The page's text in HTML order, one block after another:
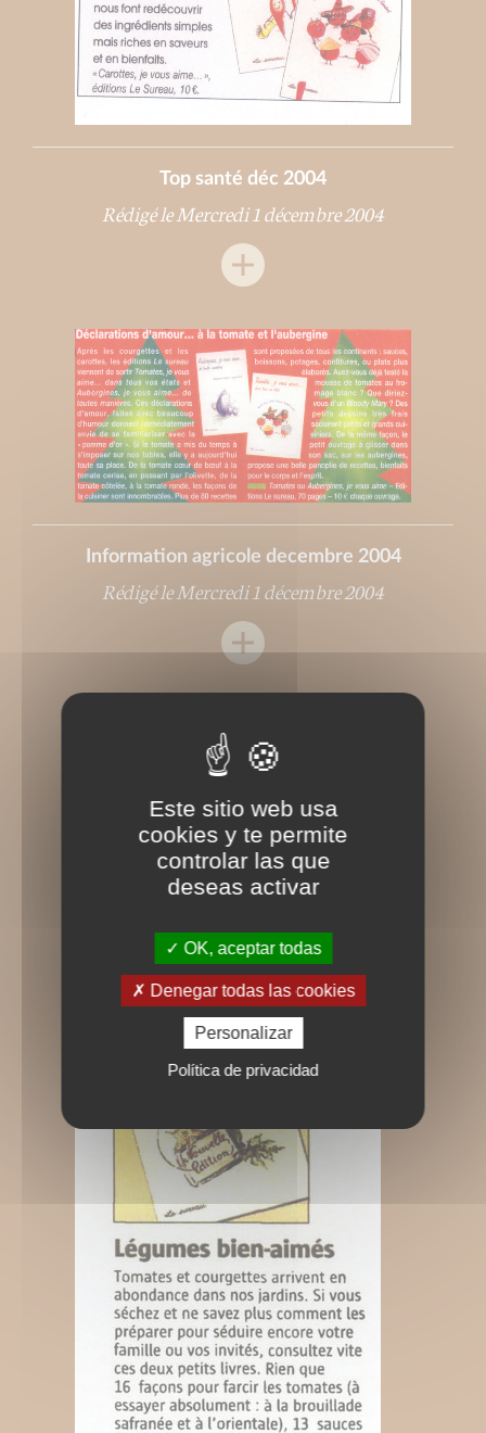
Top santé déc 2004
Rédigé le Mercredi 1 décembre 2004
Information agricole decembre 2004
Rédigé le Mercredi 1 décembre 2004
Este sitio web usa
cookies y te permite
controlar las que
deseas activar
OK, aceptar todas
Denegar todas las cookies
Personalizar
Política de privacidad